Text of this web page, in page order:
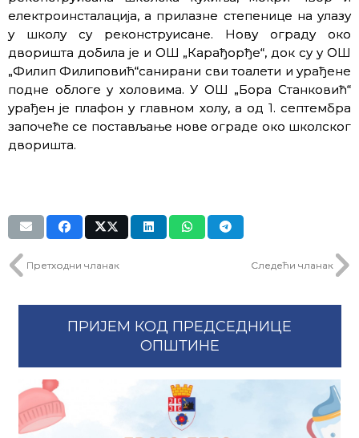
електроинсталација, а прилазне степенице на улазу
у школу су реконструисане. Нову ограду око
дворишта добила је и ОШ „Карађорђе“, док су у ОШ
„Филип Филиповић“санирани сви тоалети и урађене
подне облоге у холовима. У ОШ „Бора Станковић“
урађен је плафон у главном холу, а од 1. септембра
започеће се постављање нове ограде око школског
дворишта.
Претходни чланак Следећи чланак
ПРИЈЕМ КОД ПРЕДСЕДНИЦЕ
ОПШТИНЕ